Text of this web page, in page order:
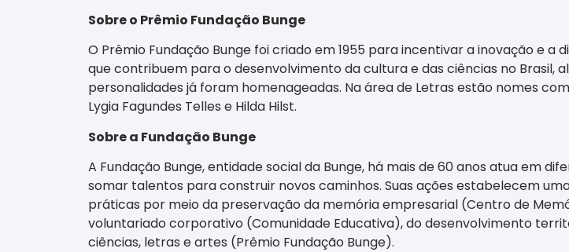
Sobre o Prêmio Fundação Bunge
O Prêmio Fundação Bunge foi criado em 1955 para incentivar a inovação e
que contribuem para o desenvolvimento da cultura e das ciências no Brasil,
personalidades já foram homenageadas. Na área de Letras estão nomes
Lygia Fagundes Telles e Hilda Hilst.
Sobre a Fundação Bunge
A Fundação Bunge, entidade social da Bunge, há mais de 60 anos atua em
somar talentos para construir novos caminhos. Suas ações estabelecem
práticas por meio da preservação da memória empresarial (Centro de
voluntariado corporativo (Comunidade Educativa), do desenvolvimento
ciências, letras e artes (Prêmio Fundação Bunge).